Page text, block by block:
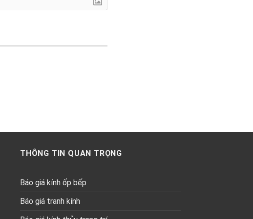
THÔNG TIN QUAN TRỌNG
Báo giá kính ốp bếp
Báo giá tranh kính